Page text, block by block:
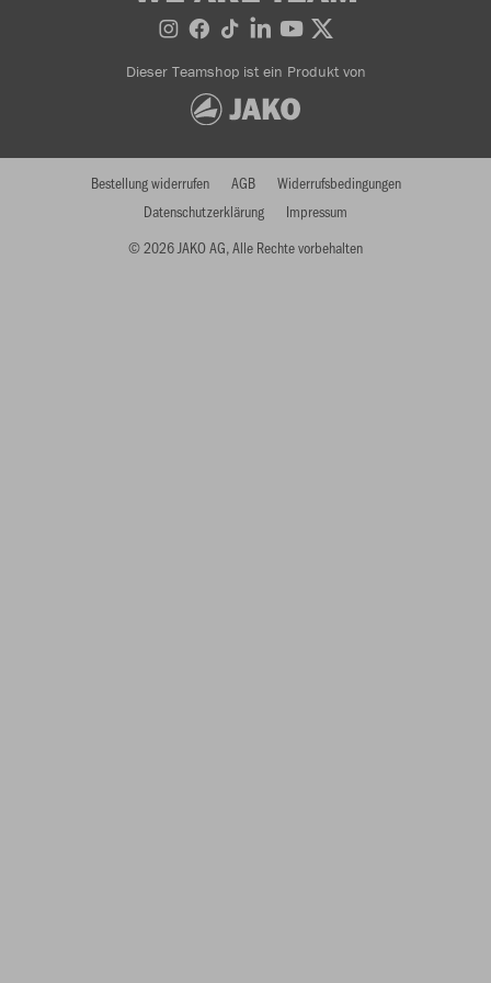
Dieser Teamshop ist ein Produkt von
© 2026 JAKO AG, Alle Rechte vorbehalten
Bestellung widerrufen AGB
Widerrufsbedingungen
Datenschutzerklärung
Impressum